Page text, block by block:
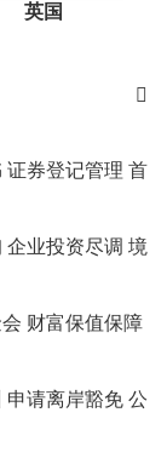
英国

证券登记管理 首
企业投资尽调 境
财富保值保障
申请离岸豁免 公